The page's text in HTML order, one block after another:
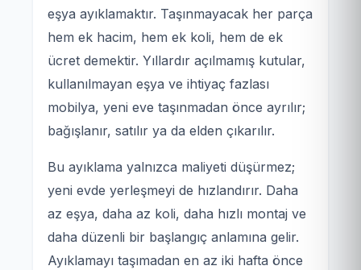
eşya ayıklamaktır. Taşınmayacak her parça
hem ek hacim, hem ek koli, hem de ek
ücret demektir. Yıllardır açılmamış kutular,
kullanılmayan eşya ve ihtiyaç fazlası
mobilya, yeni eve taşınmadan önce ayrılır;
bağışlanır, satılır ya da elden çıkarılır.
Bu ayıklama yalnızca maliyeti düşürmez;
yeni evde yerleşmeyi de hızlandırır. Daha
az eşya, daha az koli, daha hızlı montaj ve
daha düzenli bir başlangıç anlamına gelir.
Ayıklamayı taşımadan en az iki hafta önce